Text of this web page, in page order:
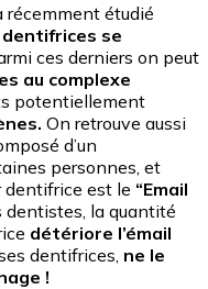
récemment étudié
se
ces derniers on peut
au complexe
potentiellement
On retrouve aussi
d’un
personnes, et
dentifrice est le “Email
dentistes, la quantité
détériore l’émail
dentifrices, ne le
!